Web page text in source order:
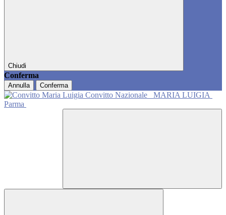
Chiudi
Conferma
Annulla Conferma
Convitto Nazionale
MARIA LUIGIA
Parma